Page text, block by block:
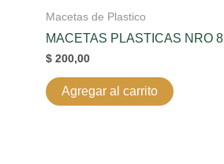
Macetas de Plastico
MACETAS PLASTICAS NRO 8
$ 200,00
Agregar al carrito